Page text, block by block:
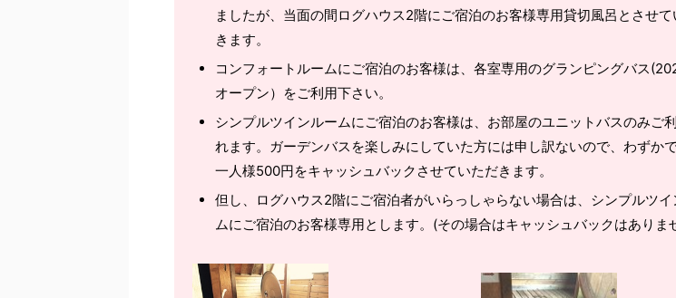
ましたが、当面の間ログハウス2階にご宿泊のお客様専用貸切風呂とさせ
きます。
コンフォートルームにご宿泊のお客様は、各室専用のグランピングバス
オープン）をご利用下さい。
シンプルツインルームにご宿泊のお客様は、お部屋のユニットバスのみご
れます。ガーデンバスを楽しみにしていた方には申し訳ないので、わずか
一人様500円をキャッシュバックさせていただきます。
但し、ログハウス2階にご宿泊者がいらっしゃらない場合は、シンプルツイ
ムにご宿泊のお客様専用とします。(その場合はキャッシュバックはありま